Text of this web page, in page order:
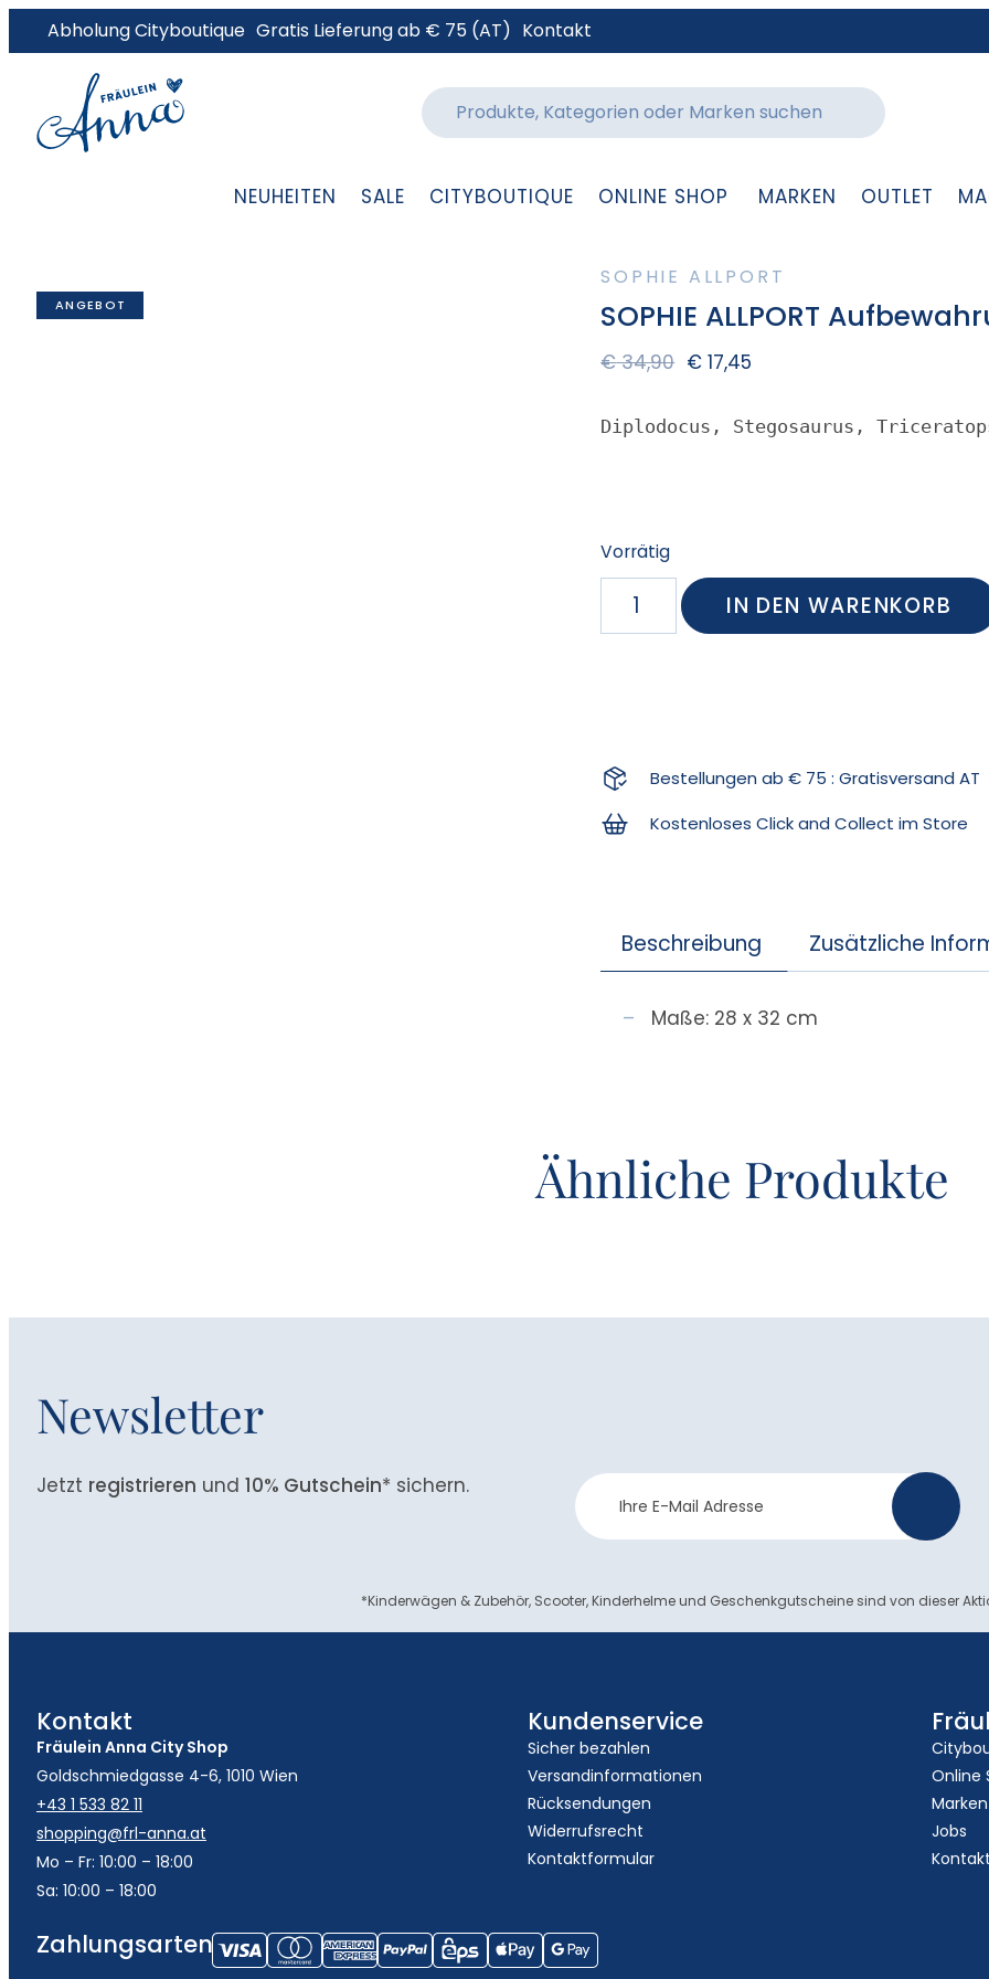
Abholung Cityboutique Gratis Lieferung ab € 75 (AT) Kontakt
NEUHEITEN SALE CITYBOUTIQUE ONLINE SHOP MARKEN OUTLET
ANGEBOT
SOPHIE ALLPORT
SOPHIE ALLPORT
€34,90 € 17,45
Diplodocus, Stegosaurus,
Vorrätig
IN DEN WARENKORB
Bestellungen ab € 75 : Gratisversand AT
Kostenloses Click and Collect im Store
Beschreibung Zusätzliche
Maße: 28 x 32 cm
Ähnliche Produkte
Newsletter
Jetzt registrieren und 10% Gutschein* sichern.
Newsletter
Anmeldung
*Kinderwägen & Zubehör, Scooter, Kinderhelme und Geschenkgutscheine sind von dieser
Kontakt
Fräulein Anna City Shop
Goldschmiedgasse 4-6, 1010 Wien
+43 1 533 82 11
shopping@frl-anna.at
Mo – Fr: 10:00 – 18:00
Sa: 10:00 – 18:00
Kundenservice
Sicher bezahlen
Versandinformationen
Rücksendungen
Widerrufsrecht
Kontaktformular
Online
Marken
Jobs
Kontakt
Zahlungsarten